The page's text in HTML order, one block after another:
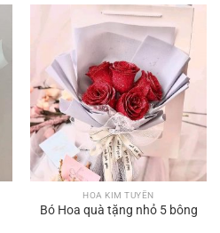
HOA KIM TUYẾN
Bó Hoa quà tặng nhỏ 5 bông